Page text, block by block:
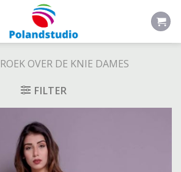
OVER DE KNIE DAMES
FILTER